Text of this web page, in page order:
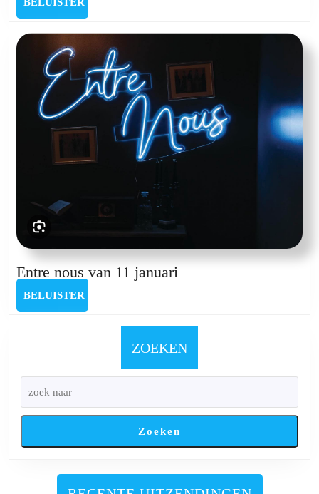
27
BELUISTER
Entre nous van 11 januari
11
januari
BELUISTER
ZOEKEN
Zoeken